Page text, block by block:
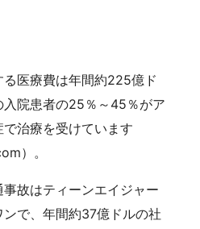
医療費は年間約225億ド
入院患者の25％～45％がア
治療を受けています
）。
故はティーンエイジャー
で、年間約37億ドルの社